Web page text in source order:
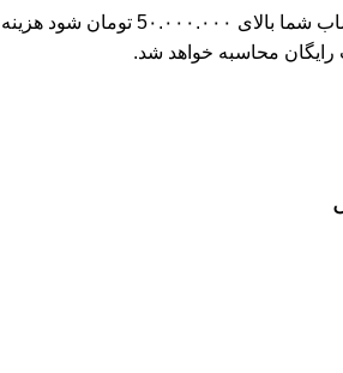
چنان چه جمع صورت حساب شما بالای 5٠.٠٠٠.٠٠٠ تومان شود هزینه
محاسبه خواهد شد.